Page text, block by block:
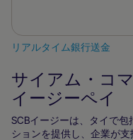
リアルタイム銀行送金
サイアム・コ
イージーペイ
SCBイージーは、タイで
ションを提供し、企業が